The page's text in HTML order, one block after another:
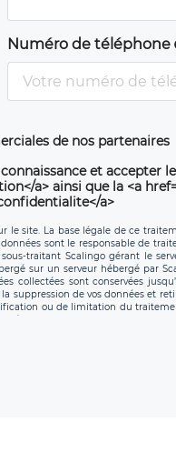
Numéro de téléphone
de nos partenaires
et accepter
a> ainsi que la <a
a>
site. La base légale de ce
sont le responsable de
traitant Scalingo gérant le
sur un serveur hébergé par
collectées sont conservées
suppression de vos données et
ou de limitation du
Vous pouvez exercer ces
de LÉGAVOX et est joignable à
Vous avez également le droit